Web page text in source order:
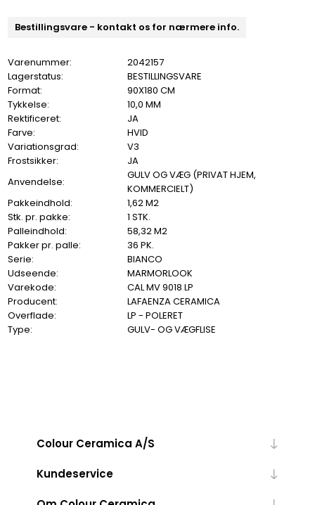
Bestillingsvare - kontakt os for nærmere info.
Varenummer:
2042157
Lagerstatus:
BESTILLINGSVARE
Format:
90X180 CM
Tykkelse:
10,0 MM
Rektificeret:
JA
Farve:
HVID
Variationsgrad:
V3
Frostsikker:
JA
Anvendelse:
GULV OG VÆG (PRIVAT HJEM,
KOMMERCIELT)
Pakkeindhold:
1,62 M2
Stk. pr. pakke:
1 STK.
Palleindhold:
58,32 M2
Pakker pr. palle:
36 PK.
Serie:
BIANCO
Udseende:
MARMORLOOK
Varekode:
CAL MV 9018 LP
Producent:
LAFAENZA CERAMICA
Overflade:
LP - POLERET
Type:
GULV- OG VÆGFLISE
Colour Ceramica A/S
Kundeservice